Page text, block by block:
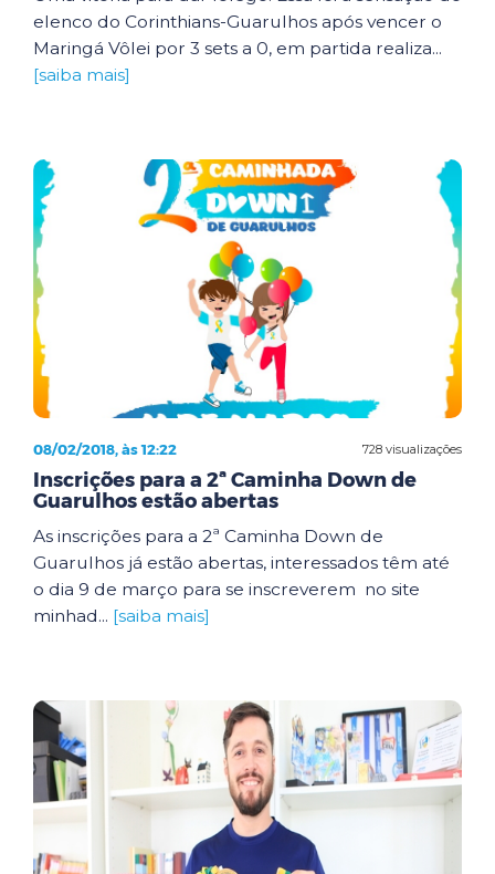
elenco do Corinthians-Guarulhos após vencer o
Maringá Vôlei por 3 sets a 0, em partida realiza...
[saiba mais]
728 visualizações
08/02/2018, às 12:22
Inscrições para a 2ª Caminha Down de
Guarulhos estão abertas
As inscrições para a 2ª Caminha Down de
Guarulhos já estão abertas, interessados têm até
o dia 9 de março para se inscreverem no site
minhad... [saiba mais]